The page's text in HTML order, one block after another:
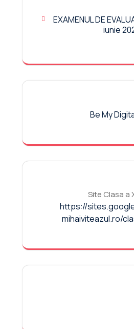
EXAMENUL DE
iunie
Be My
Site Clasa a
https://
mihaiviteazul.ro/